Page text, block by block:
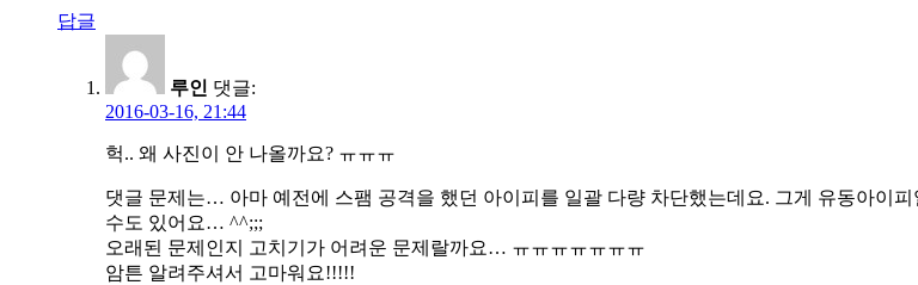
답글
루인 댓글:
2016-03-16, 21:44
헉.. 왜 사진이 안 나올까요? ㅠㅠㅠ
댓글 문제는… 아마 예전에 스팸 공격을 했던 아이피를 일괄 다량 차단했는데요. 그게 유동아이
수도 있어요… ^^;;;
오래된 문제인지 고치기가 어려운 문제랄까요… ㅠㅠㅠㅠㅠㅠㅠ
암튼 알려주셔서 고마워요!!!!!